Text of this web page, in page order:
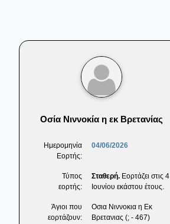
Οσία Νιννοκία η εκ Βρετανίας
Ημερομηνία
Εορτής:
04/06/2026
Τύπος
εορτής:
Σταθερή. Εορτάζει στις 4
Ιουνίου εκάστου έτους.
Άγιοι που
εορτάζουν:
Οσια Νιννοκια η Εκ
Βρετανιας (; - 467)